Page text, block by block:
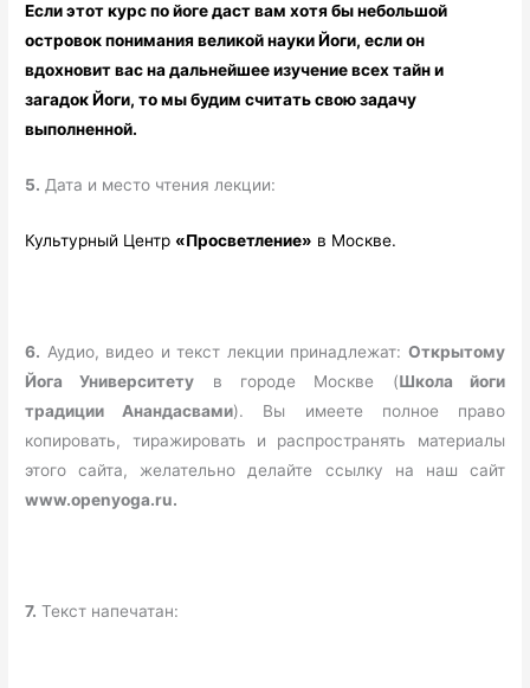
Если этот курс по йоге даст вам хотя бы небольшой
островок понимания великой науки Йоги, если он
вдохновит вас на дальнейшее изучение всех тайн и
загадок Йоги, то мы будим считать свою задачу
выполненной.
5. Дата и место чтения лекции:
Культурный Центр «Просветление» в Москве.
6. Аудио, видео и текст лекции принадлежат: Открытому
Йога Университету в городе Москве (Школа йоги
традиции Анандасвами). Вы имеете полное право
копировать, тиражировать и распространять материалы
этого сайта, желательно делайте ссылку на наш сайт
www.openyoga.ru.
7. Текст напечатан: